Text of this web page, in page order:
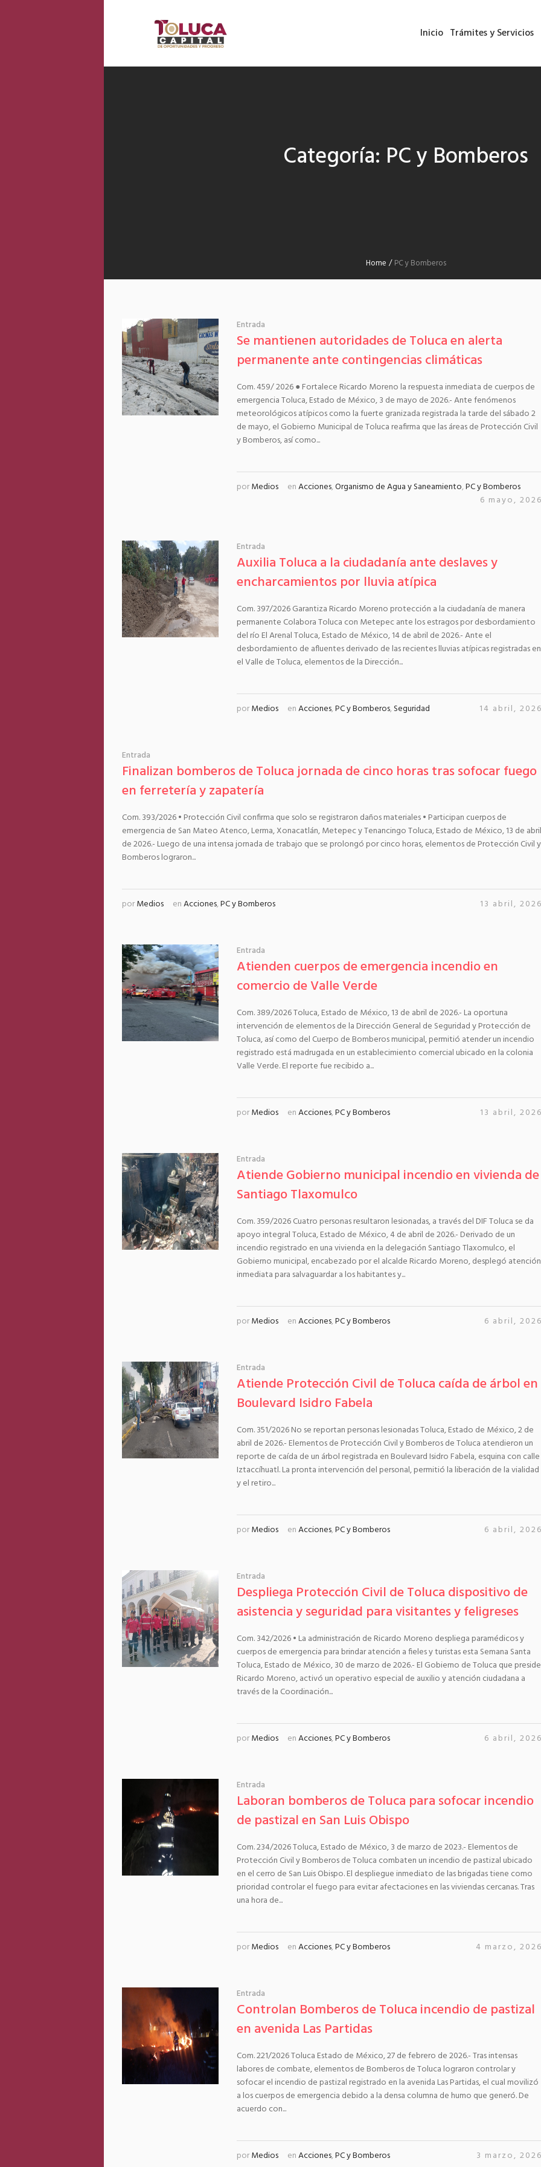
Inicio Trámites y Servicios
Categoría: PC y Bomberos
Home /PC y Bomberos
Entrada
Se mantienen autoridades de Toluca en alerta
permanente ante contingencias climáticas
Com. 459/ 2026 ● Fortalece Ricardo Moreno la respuesta inmediata de cuerpos de
emergencia Toluca, Estado de México, 3 de mayo de 2026.- Ante fenómenos
meteorológicos atípicos como la fuerte granizada registrada la tarde del sábado 2
de mayo, el Gobierno Municipal de Toluca reafirma que las áreas de Protección Civil
y Bomberos, así como...
porMedios enAcciones,Organismo de Agua y Saneamiento,PC y Bomberos
6 mayo,
Entrada
Auxilia Toluca a la ciudadanía ante deslaves y
encharcamientos por lluvia atípica
Com. 397/2026 Garantiza Ricardo Moreno protección a la ciudadanía de manera
permanente Colabora Toluca con Metepec ante los estragos por desbordamiento
del río El Arenal Toluca, Estado de México, 14 de abril de 2026.- Ante el
desbordamiento de afluentes derivado de las recientes lluvias atípicas registradas en
el Valle de Toluca, elementos de la Dirección...
porMedios enAcciones,PC y Bomberos,Seguridad 14 abril,
Entrada
Finalizan bomberos de Toluca jornada de cinco horas tras sofocar fuego
en ferretería y zapatería
Com. 393/2026 • Protección Civil confirma que solo se registraron daños materiales • Participan cuerpos de
emergencia de San Mateo Atenco, Lerma, Xonacatlán, Metepec y Tenancingo Toluca, Estado de México, 13 de abril
de 2026.- Luego de una intensa jornada de trabajo que se prolongó por cinco horas, elementos de Protección Civil y
Bomberos lograron...
porMedios enAcciones,PC y Bomberos 13 abril,
Entrada
Atienden cuerpos de emergencia incendio en
comercio de Valle Verde
Com. 389/2026 Toluca, Estado de México, 13 de abril de 2026.- La oportuna
intervención de elementos de la Dirección General de Seguridad y Protección de
Toluca, así como del Cuerpo de Bomberos municipal, permitió atender un incendio
registrado está madrugada en un establecimiento comercial ubicado en la colonia
Valle Verde. El reporte fue recibido a...
porMedios enAcciones,PC y Bomberos 13 abril,
Entrada
Atiende Gobierno municipal incendio en vivienda de
Santiago Tlaxomulco
Com. 359/2026 Cuatro personas resultaron lesionadas, a través del DIF Toluca se da
apoyo integral Toluca, Estado de México, 4 de abril de 2026.- Derivado de un
incendio registrado en una vivienda en la delegación Santiago Tlaxomulco, el
Gobierno municipal, encabezado por el alcalde Ricardo Moreno, desplegó atención
inmediata para salvaguardar a los habitantes y...
porMedios enAcciones,PC y Bomberos 6 abril,
Entrada
Atiende Protección Civil de Toluca caída de árbol en
Boulevard Isidro Fabela
Com. 351/2026 No se reportan personas lesionadas Toluca, Estado de México, 2 de
abril de 2026.- Elementos de Protección Civil y Bomberos de Toluca atendieron un
reporte de caída de un árbol registrada en Boulevard Isidro Fabela, esquina con calle
Iztaccíhuatl. La pronta intervención del personal, permitió la liberación de la vialidad
y el retiro...
porMedios enAcciones,PC y Bomberos 6 abril,
Entrada
Despliega Protección Civil de Toluca dispositivo de
asistencia y seguridad para visitantes y feligreses
Com. 342/2026 • La administración de Ricardo Moreno despliega paramédicos y
cuerpos de emergencia para brindar atención a fieles y turistas esta Semana Santa
Toluca, Estado de México, 30 de marzo de 2026.- El Gobierno de Toluca que preside
Ricardo Moreno, activó un operativo especial de auxilio y atención ciudadana a
través de la Coordinación...
porMedios enAcciones,PC y Bomberos 6 abril,
Entrada
Laboran bomberos de Toluca para sofocar incendio
de pastizal en San Luis Obispo
Com. 234/2026 Toluca, Estado de México, 3 de marzo de 2023.- Elementos de
Protección Civil y Bomberos de Toluca combaten un incendio de pastizal ubicado
en el cerro de San Luis Obispo. El despliegue inmediato de las brigadas tiene como
prioridad controlar el fuego para evitar afectaciones en las viviendas cercanas. Tras
una hora de...
porMedios enAcciones,PC y Bomberos 4 marzo,
Entrada
Controlan Bomberos de Toluca incendio de pastizal
en avenida Las Partidas
Com. 221/2026 Toluca Estado de México, 27 de febrero de 2026.- Tras intensas
labores de combate, elementos de Bomberos de Toluca lograron controlar y
sofocar el incendio de pastizal registrado en la avenida Las Partidas, el cual movilizó
a los cuerpos de emergencia debido a la densa columna de humo que generó. De
acuerdo con...
porMedios enAcciones,PC y Bomberos 3 marzo,